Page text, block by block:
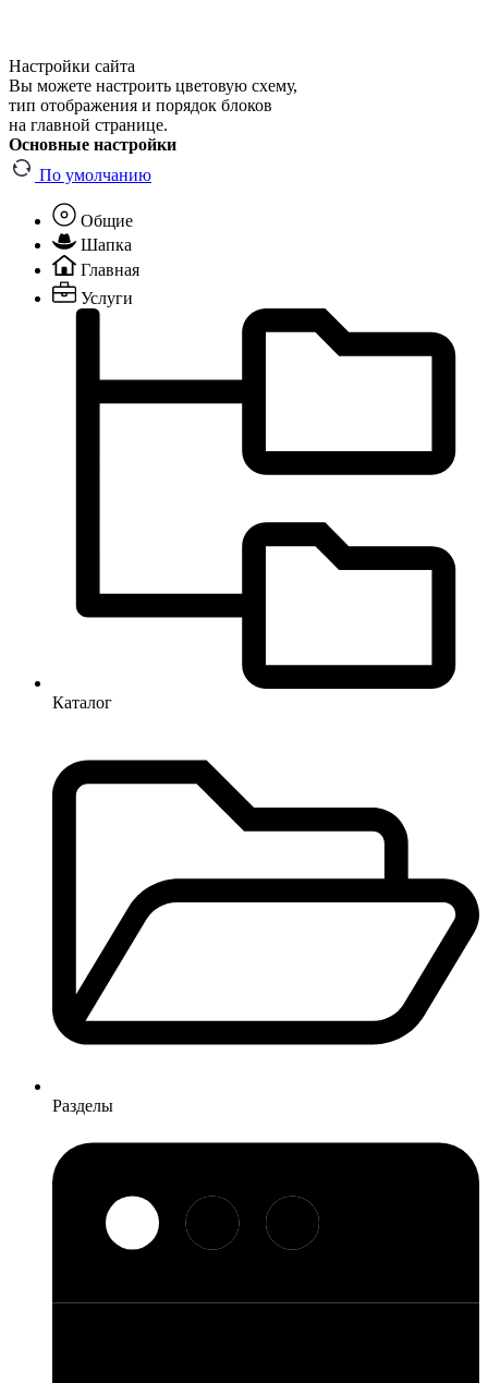
Настройки сайта
Вы можете настроить цветовую схему,
тип отображения и порядок блоков
на главной странице.
Основные настройки
По умолчанию
Общие
Шапка
Главная
Услуги
Каталог
Разделы